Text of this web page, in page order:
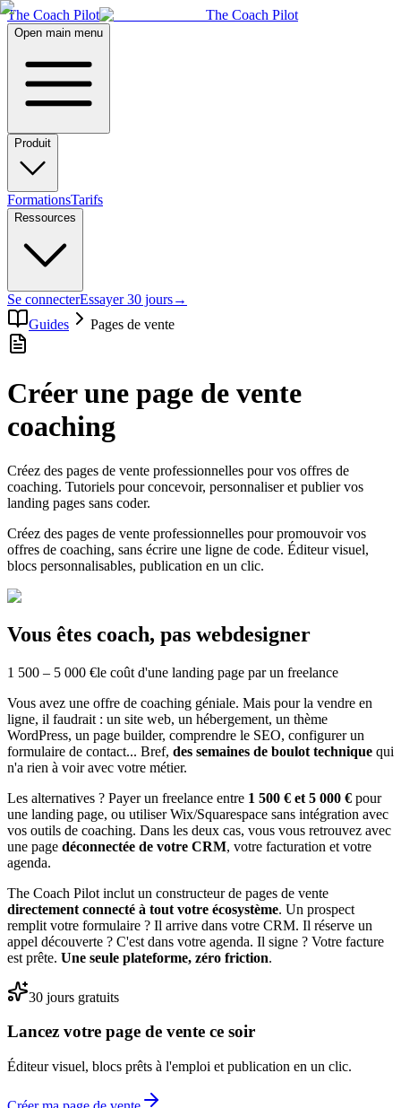
The Coach Pilot The Coach Pilot
Open main menu
Produit
FormationsTarifs
Ressources
Se connecterEssayer 30 jours→
Guides
Pages de vente
Créer une page de vente
coaching
Créez des pages de vente professionnelles pour vos offres de
coaching. Tutoriels pour concevoir, personnaliser et publier vos
landing pages sans coder.
Créez des pages de vente professionnelles pour promouvoir vos
offres de coaching, sans écrire une ligne de code. Éditeur visuel,
blocs personnalisables, publication en un clic.
Vous êtes coach, pas webdesigner
1 500 – 5 000 €le coût d'une landing page par un freelance
Vous avez une offre de coaching géniale. Mais pour la vendre en
ligne, il faudrait : un site web, un hébergement, un thème
WordPress, un page builder, comprendre le SEO, configurer un
formulaire de contact... Bref, des semaines de boulot technique qui
n'a rien à voir avec votre métier.
Les alternatives ? Payer un freelance entre 1 500 € et 5 000 € pour
une landing page, ou utiliser Wix/Squarespace sans intégration avec
vos outils de coaching. Dans les deux cas, vous vous retrouvez avec
une page déconnectée de votre CRM, votre facturation et votre
agenda.
The Coach Pilot inclut un constructeur de pages de vente
directement connecté à tout votre écosystème. Un prospect
remplit votre formulaire ? Il arrive dans votre CRM. Il réserve un
appel découverte ? C'est dans votre agenda. Il signe ? Votre facture
est prête. Une seule plateforme, zéro friction.
30 jours gratuits
Lancez votre page de vente ce soir
Éditeur visuel, blocs prêts à l'emploi et publication en un clic.